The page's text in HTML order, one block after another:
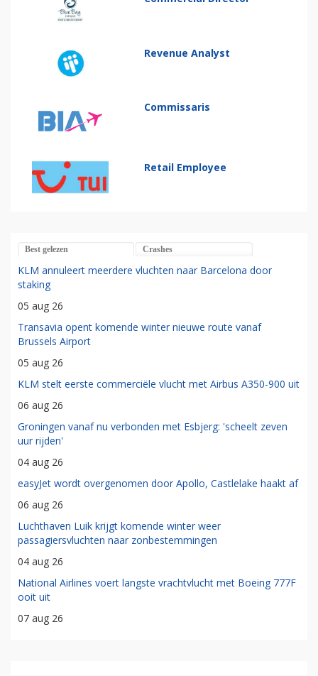
Revenue Analyst
Commissaris
Retail Employee
Best gelezen Crashes
KLM annuleert meerdere vluchten naar Barcelona door
staking
05 aug 26
Transavia opent komende winter nieuwe route vanaf
Brussels Airport
05 aug 26
KLM stelt eerste commerciële vlucht met Airbus A350-900 uit
06 aug 26
Groningen vanaf nu verbonden met Esbjerg: 'scheelt zeven
uur rijden'
04 aug 26
easyJet wordt overgenomen door Apollo, Castlelake haakt af
06 aug 26
Luchthaven Luik krijgt komende winter weer
passagiersvluchten naar zonbestemmingen
04 aug 26
National Airlines voert langste vrachtvlucht met Boeing 777F
ooit uit
07 aug 26